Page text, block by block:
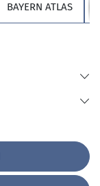
BAYERN ATLAS